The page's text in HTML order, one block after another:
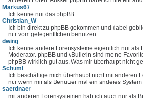
Markus67
Ich kenne nur das phpBB.
Christian_W
Ich bin direkt zu phpBB gekommen und dabei
nur vom gelegentlichen benutzen.
dwing
Ich kenne andere Forensysteme eigentlich nur als
Moderator. phpBB und vBulletin sind meine
phpBB wirklich gut aus. Was mir überhaupt nicht
Schumi
Ich beschäftige mich überhaupt nicht mit anderen
nur wenn mir als Benutzer mal ein anderes
saerdnaer
mit anderen Forensystemen hab ich auch nur als